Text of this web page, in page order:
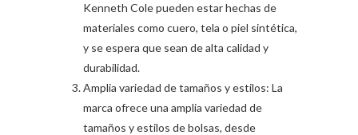
Kenneth Cole pueden estar hechas de
materiales como cuero, tela o piel sintética,
y se espera que sean de alta calidad y
durabilidad.
Amplia variedad de tamaños y estilos: La
marca ofrece una amplia variedad de
tamaños y estilos de bolsas, desde